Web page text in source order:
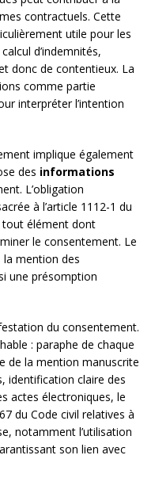
contractuels. Cette
utile pour les
d’indemnités,
donc de contentieux. La
comme partie
interpréter l’intention
implique également
des informations
L’obligation
à l’article 1112-1 du
tout élément dont
le consentement. Le
la mention des
une présomption
du consentement.
: paraphe de chaque
de la mention manuscrite
identification claire des
actes électroniques, le
du Code civil relatives à
notamment l’utilisation
son lien avec